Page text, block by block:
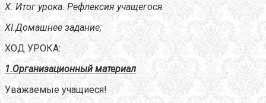
X. Итог урока. Рефлексия учащегося
XI.Домашнее задание;
ХОД УРОКА:
1.Организационный материал
Уважаемые учащиеся!